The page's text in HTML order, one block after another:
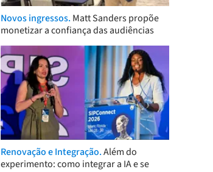
Novos ingressos. Matt Sanders propõe
monetizar a confiança das audiências
Renovação e Integração.Além do
experimento: como integrar a IA e se